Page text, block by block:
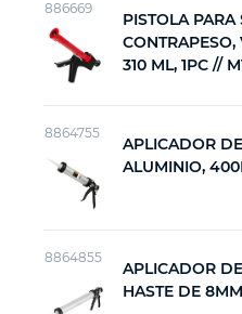
Ferramenta de
Outras ferramentas
886669
PISTOLA PARA
310 ML, 1PC //
8864755
APLICADOR
ALUMINIO,
8864855
APLICADOR
HASTE DE